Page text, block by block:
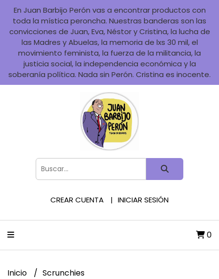
En Juan Barbijo Perón vas a encontrar productos con
toda la mística peroncha. Nuestras banderas son las
convicciones de Juan, Eva, Néstor y Cristina, la lucha de
las Madres y Abuelas, la memoria de lxs 30 mil, el
movimiento feminista, la fuerza de la militancia, la
justicia social, la independencia económica y la
soberanía política. Nada sin Perón. Cristina es inocente.
CREAR CUENTA INICIAR SESIÓN
0
Inicio Scrunchies